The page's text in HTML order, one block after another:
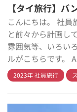
【タイ旅行】バ
こんにちは。 社員
と前々から計画し
雰囲気等、いろい
ルがこちらです。
2023年 社員旅行